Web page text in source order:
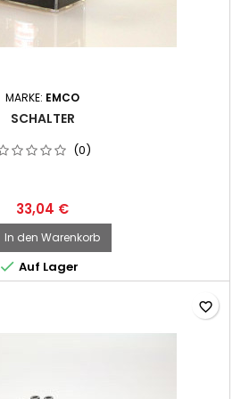
MARKE: EMCO
SCHALTER
(0)
33,04 €
In den Warenkorb
 Auf Lager
favorite_border